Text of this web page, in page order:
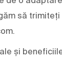
să trimiteți
și